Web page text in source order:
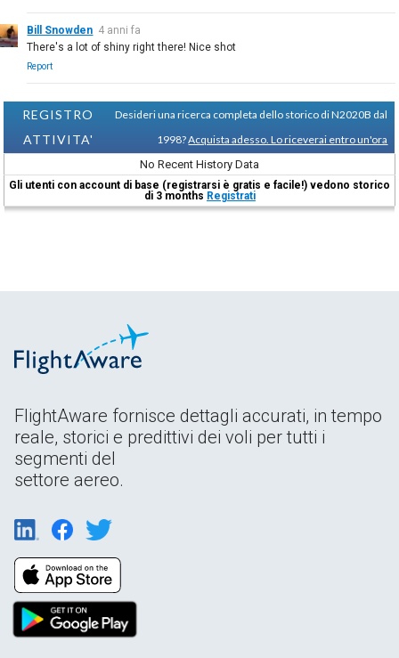
Bill Snowden 4 anni fa
There's a lot of shiny right there! Nice shot
Report
REGISTRO
ATTIVITA'
Desideri una ricerca completa dello storico di N2020B dal
1998?Acquista adesso. Lo riceverai entro un'ora
No Recent History Data
Gli utenti con account di base (registrarsi è gratis e facile!) vedono storico
di 3 months Registrati
FlightAware fornisce dettagli accurati, in tempo
reale, storici e predittivi dei voli per tutti i
segmenti del
settore aereo.